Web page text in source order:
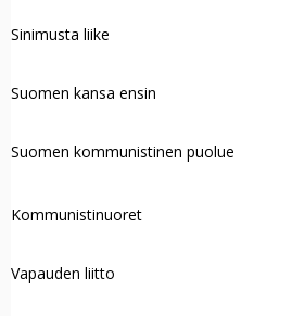
Sinimusta liike
Suomen kansa ensin
Suomen kommunistinen puolue
Kommunistinuoret
Vapauden liitto